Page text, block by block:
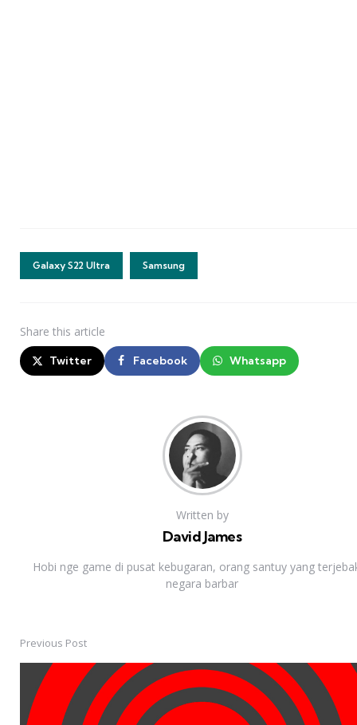
Galaxy S22 Ultra Samsung
Share this article
Twitter Facebook Whatsapp
Written by
David James
Hobi nge game di pusat kebugaran, orang santuy yang
negara barbar
Post
navigation
Previous Post